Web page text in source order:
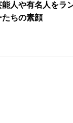
人や有名人をラ
ちの素顔